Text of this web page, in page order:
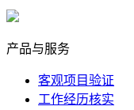
产品与服务
客观项目验证
工作经历核实